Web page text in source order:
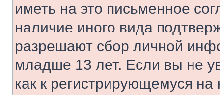
иметь на это письменное
наличие иного вида
разрешают сбор личной
младше 13 лет. Если вы не
как к регистрирующемуся